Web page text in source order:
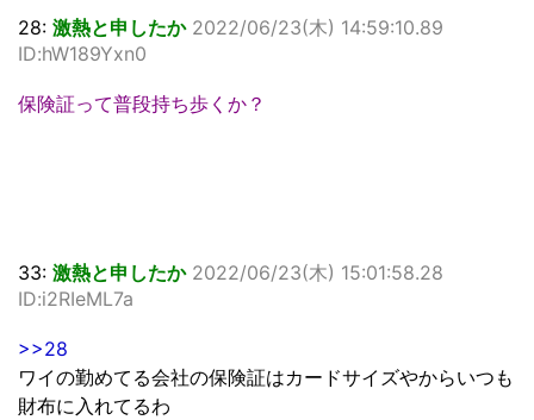
28: 激熱と申したか 2022/06/23(木) 14:59:10.89
ID:hW189Yxn0
保険証って普段持ち歩くか？
33: 激熱と申したか 2022/06/23(木) 15:01:58.28
ID:i2RIeML7a
>>28
ワイの勤めてる会社の保険証はカードサイズやからいつも
財布に入れてるわ